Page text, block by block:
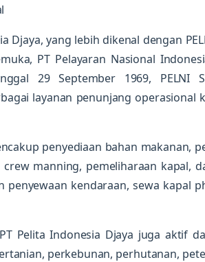
Djaya, yang lebih dikenal dengan
PT Pelayaran Nasional
29 September 1969, PELNI
layanan penunjang operasional
penyediaan bahan makanan,
manning, pemeliharaan kapal,
penyewaan kendaraan, sewa kapal
Pelita Indonesia Djaya juga aktif
perkebunan, perhutanan,